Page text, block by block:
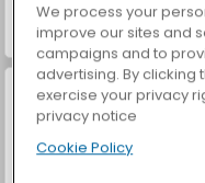
Farm Merge Valley
We process your
improve our sites and
campaigns and to
advertising. By clicking
exercise your privacy
privacy notice
Cookie Policy